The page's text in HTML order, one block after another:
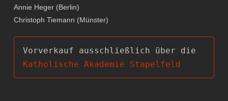
Annie Heger (Berlin)
Christoph Tiemann (Münster)
Katholische Akademie Stapelfeld